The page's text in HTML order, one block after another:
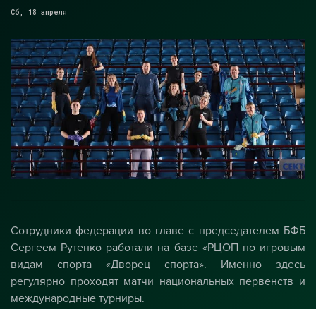
Сб, 18 апреля
Сотрудники федерации во главе с председателем БФБ
Сергеем Рутенко работали на базе «РЦОП по игровым
видам спорта «Дворец спорта». Именно здесь
регулярно проходят матчи национальных первенств и
международные турниры.